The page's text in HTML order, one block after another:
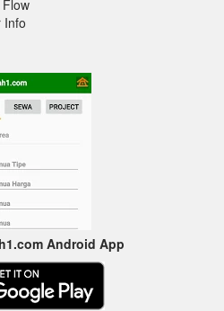
Info
Android App